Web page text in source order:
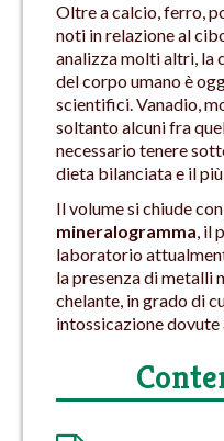
Oltre a calcio, ferro,
noti in relazione al
analizza molti altri, la
del corpo umano è
scientifici. Vanadio,
soltanto alcuni fra
necessario tenere
dieta bilanciata e il
Il volume si chiude
mineralogramma, il
laboratorio
la presenza di metalli
chelante, in grado di
intossicazione